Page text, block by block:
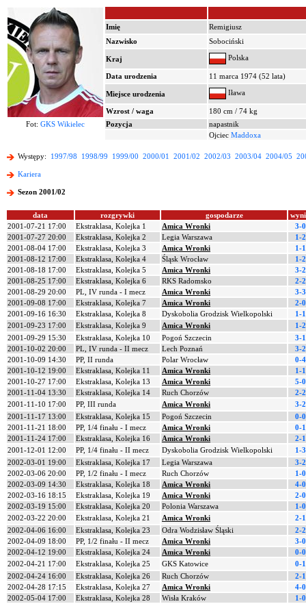
Imię
Remigiusz
Nazwisko
Sobociński
Kraj Polska
Data urodzenia 11 marca 1974 (52 lata)
Miejsce urodzenia Iława
Wzrost / waga
180 cm / 74 kg
Fot: GKS Wikielec Pozycja
napastnik
Ojciec Maddoxa
Występy: 1997/98 1998/99 1999/00 2000/01 2001/02 2002/03 2003/04 2004/05
Kariera
Sezon 2001/02
data rozgrywki gospodarze
2001-07-21 17:00
Ekstraklasa, Kolejka 1 Amica Wronki
3-0
2001-07-27 20:00
Ekstraklasa, Kolejka 2 Legia Warszawa
1-2
2001-08-04 17:00
Ekstraklasa, Kolejka 3 Amica Wronki
1-1
2001-08-12 17:00
Ekstraklasa, Kolejka 4 Śląsk Wrocław
1-2
2001-08-18 17:00
Ekstraklasa, Kolejka 5 Amica Wronki
3-2
2001-08-25 17:00
Ekstraklasa, Kolejka 6 RKS Radomsko
2-2
2001-08-29 20:00
PL, IV runda - I mecz Amica Wronki
3-3
2001-09-08 17:00
Ekstraklasa, Kolejka 7 Amica Wronki
2-0
2001-09-16 16:30
Ekstraklasa, Kolejka 8 Dyskobolia Grodzisk Wielkopolski
1-1
2001-09-23 17:00
Ekstraklasa, Kolejka 9 Amica Wronki
1-2
2001-09-29 15:30
Ekstraklasa, Kolejka 10 Pogoń Szczecin
3-1
2001-10-02 20:00
PL, IV runda - II mecz Lech Poznań
3-2
2001-10-09 14:30
PP, II runda Polar Wrocław
0-4
2001-10-12 19:00
Ekstraklasa, Kolejka 11 Amica Wronki
1-1
2001-10-27 17:00
Ekstraklasa, Kolejka 13 Amica Wronki
5-0
2001-11-04 13:30
Ekstraklasa, Kolejka 14 Ruch Chorzów
2-2
2001-11-10 17:00
PP, III runda Amica Wronki
3-2
2001-11-17 13:00
Ekstraklasa, Kolejka 15 Pogoń Szczecin
0-0
2001-11-21 18:00
PP, 1/4 finału - I mecz Amica Wronki
0-1
2001-11-24 17:00
Ekstraklasa, Kolejka 16 Amica Wronki
2-1
2001-12-01 12:00
PP, 1/4 finału - II mecz Dyskobolia Grodzisk Wielkopolski
1-3
2002-03-01 19:00
Ekstraklasa, Kolejka 17 Legia Warszawa
3-2
2002-03-06 20:00
PP, 1/2 finału - I mecz Ruch Chorzów
1-0
2002-03-09 14:30
Ekstraklasa, Kolejka 18 Amica Wronki
4-0
2002-03-16 18:15
Ekstraklasa, Kolejka 19 Amica Wronki
2-0
2002-03-19 15:00
Ekstraklasa, Kolejka 20 Polonia Warszawa
1-0
2002-03-22 20:00
Ekstraklasa, Kolejka 21 Amica Wronki
2-1
2002-04-06 16:00
Ekstraklasa, Kolejka 23 Odra Wodzisław Śląski
2-2
2002-04-09 18:00
PP, 1/2 finału - II mecz Amica Wronki
3-0
2002-04-12 19:00
Ekstraklasa, Kolejka 24 Amica Wronki
0-0
2002-04-21 17:00
Ekstraklasa, Kolejka 25 GKS Katowice
0-1
2002-04-24 16:00
Ekstraklasa, Kolejka 26 Ruch Chorzów
2-1
2002-04-28 17:15
Ekstraklasa, Kolejka 27 Amica Wronki
4-0
2002-05-04 17:00
Ekstraklasa, Kolejka 28 Wisła Kraków
1-0